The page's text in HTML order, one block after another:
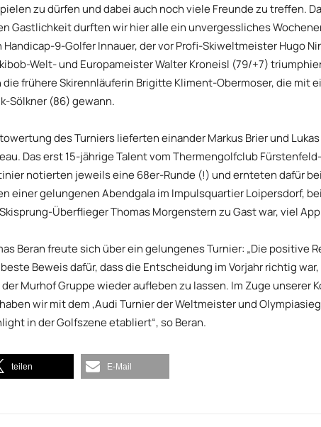
zu dürfen und dabei auch noch viele Freunde zu treffen.
Gastlichkeit durften wir hier alle ein unvergessliches
9-Golfer Innauer, der vor Profi-Skiweltmeister Hugo
Welt- und Europameister Walter Kroneisl (79/+7)
die frühere Skirennläuferin Brigitte Kliment-Obermoser, die mit
Sölkner (86) gewann.
des Turniers lieferten einander Markus Brier und
Das erst 15-jährige Talent vom Thermengolfclub
notierten jeweils eine 68er-Runde (!) und ernteten dafür
einer gelungenen Abendgala im Impulsquartier Loipersdorf,
Überflieger Thomas Morgenstern zu Gast war, viel
Beran freute sich über ein gelungenes Turnier: „Die positive
Beweis dafür, dass die Entscheidung im Vorjahr richtig
Murhof Gruppe wieder aufleben zu lassen. Im Zuge unserer
wir mit dem ‚Audi Turnier der Weltmeister und
in der Golfszene etabliert“, so Beran.
teilen E-Mail